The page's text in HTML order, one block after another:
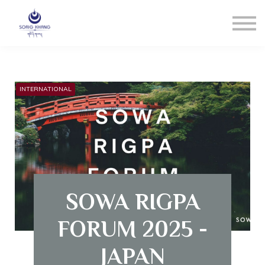
Reset Pw
INTERNATIONAL
SOWA RIGPA
FORUM 2025 -
JAPAN